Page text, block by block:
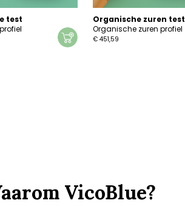
test
Organische zuren test
Organische zuren profiel
€ 451,59
VicoBlue?